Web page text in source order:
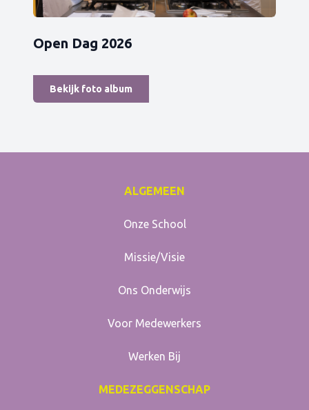
Open Dag 2026
Bekijk foto album
ALGEMEEN
Onze School
Missie/Visie
Ons Onderwijs
Voor Medewerkers
Werken Bij
MEDEZEGGENSCHAP